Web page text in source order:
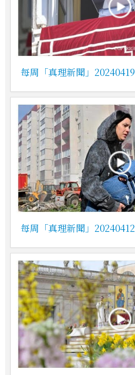
每周「真理新聞」20240419
每周「真理新聞」20240412